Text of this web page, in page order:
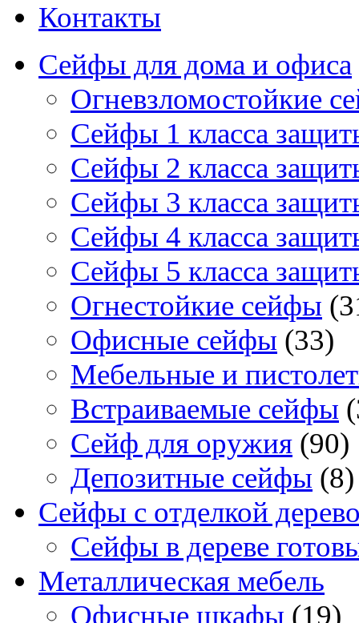
Контакты
Сейфы для дома и офиса
Огневзломостойкие
Сейфы 1 класса
Сейфы 2 класса
Сейфы 3 класса
Сейфы 4 класса
Сейфы 5 класса
Огнестойкие сейфы
Офисные сейфы (33)
Мебельные и
Встраиваемые сейфы
Сейф для оружия (90)
Депозитные сейфы (8)
Сейфы с отделкой
Сейфы в дереве
Металлическая мебель
Офисные шкафы (19)